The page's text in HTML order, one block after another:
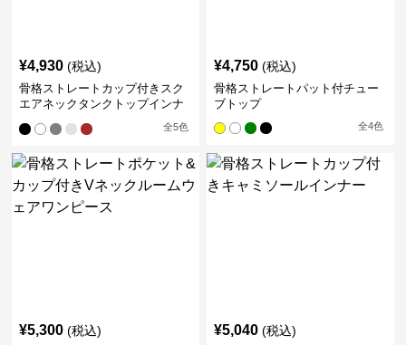
¥4,930 (税込)
骨格ストレートカップ付きスク
エアネックタンクトップインナ
全5色
¥4,750 (税込)
骨格ストレートパット付チュー
ブトップ
全4色
¥5,300 (税込) ¥5,040 (税込)